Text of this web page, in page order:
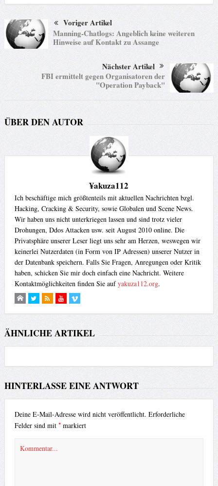
Voriger Artikel
Manning-Chatlogs: Angeblich keine weiteren
Hinweise auf Kontakt zu Assange
Nächster Artikel
FBI ermittelt gegen Organisatoren der
"Operation Payback"
ÜBER DEN AUTOR
¥akuza112
Ich beschäftige mich größtenteils mit aktuellen Nachrichten bzgl.
Hacking, Cracking & Security, sowie Globalen und Scene News.
Wir haben uns nicht unterkriegen lassen und sind trotz vieler
Drohungen, Ddos Attacken usw. seit August 2010 online. Die
Privatsphäre unserer Leser liegt uns sehr am Herzen, weswegen wir
keinerlei Nutzerdaten (in Form von IP Adressen) unserer Nutzer in
der Datenbank speichern. Falls Sie Fragen, Anregungen oder Kritik
haben, schicken Sie mir doch einfach eine Nachricht. Weitere
Kontaktmöglichkeiten finden Sie aufyakuza112.org.
ÄHNLICHE ARTIKEL
HINTERLASSE EINE ANTWORT
Deine E-Mail-Adresse wird nicht veröffentlicht. Erforderliche
Felder sind mit *markiert